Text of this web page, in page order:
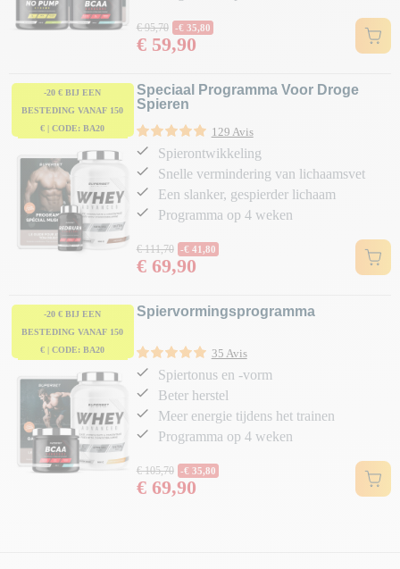
Normale prijs
€ 95,70 -€ 35,80
Prijs
€ 59,90
-20 € BIJ EEN
BESTEDING VANAF 150
€ | CODE: BA20
Speciaal Programma Voor Droge
Spieren
129 Avis
Spierontwikkeling
Snelle vermindering van lichaamsvet
Een slanker, gespierder lichaam
Programma op 4 weken
Normale prijs
€ 111,70 -€ 41,80
Prijs
€ 69,90
-20 € BIJ EEN
BESTEDING VANAF 150
€ | CODE: BA20
Spiervormingsprogramma
35 Avis
Spiertonus en -vorm
Beter herstel
Meer energie tijdens het trainen
Programma op 4 weken
Normale prijs
€ 105,70 -€ 35,80
Prijs
€ 69,90